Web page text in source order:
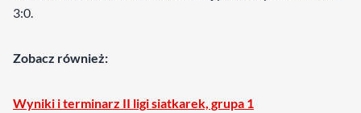
3:0.
Zobacz również:
Wyniki i terminarz II ligi siatkarek, grupa 1